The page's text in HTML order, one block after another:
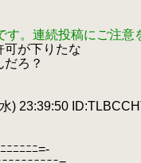
す。連続投稿にご注意
可が下りたな
ろ？
) 23:39:50
=-